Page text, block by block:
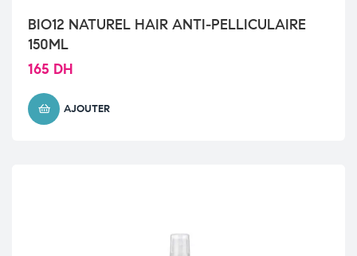
BIO12 NATUREL HAIR ANTI-PELLICULAIRE
150ML
165 DH
AJOUTER